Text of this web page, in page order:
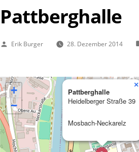
Pattberghalle
Veröffentlicht
Erik Burger 28. Dezember 2014
Pattberghalle
Heidelberger Straße 39
Mosbach-Neckarelz
×
+
−